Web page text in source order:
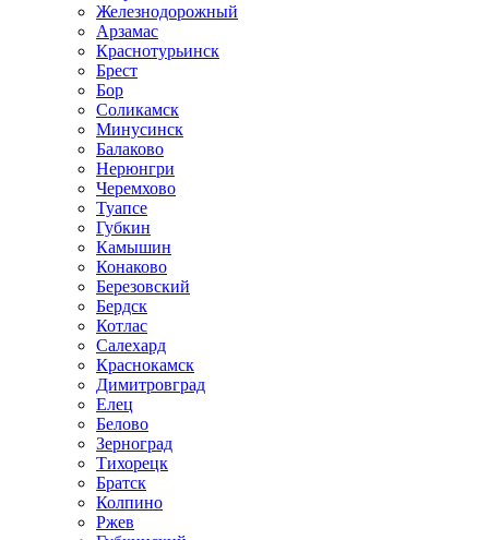
Железнодорожный
Арзамас
Краснотурьинск
Брест
Бор
Соликамск
Минусинск
Балаково
Нерюнгри
Черемхово
Туапсе
Губкин
Камышин
Конаково
Березовский
Бердск
Котлас
Салехард
Краснокамск
Димитровград
Елец
Белово
Зерноград
Тихорецк
Братск
Колпино
Ржев